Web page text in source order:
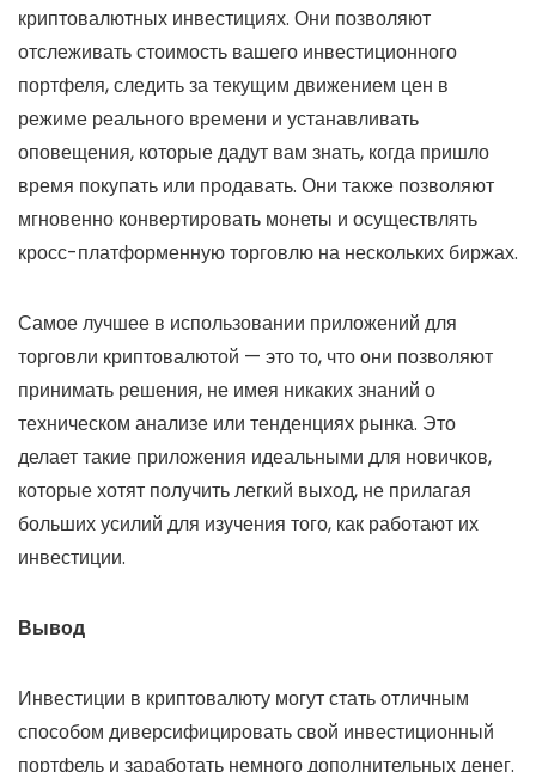
криптовалютных инвестициях. Они позволяют
отслеживать стоимость вашего инвестиционного
портфеля, следить за текущим движением цен в
режиме реального времени и устанавливать
оповещения, которые дадут вам знать, когда пришло
время покупать или продавать. Они также позволяют
мгновенно конвертировать монеты и осуществлять
кросс-платформенную торговлю на нескольких биржах.
Самое лучшее в использовании приложений для
торговли криптовалютой — это то, что они позволяют
принимать решения, не имея никаких знаний о
техническом анализе или тенденциях рынка. Это
делает такие приложения идеальными для новичков,
которые хотят получить легкий выход, не прилагая
больших усилий для изучения того, как работают их
инвестиции.
Вывод
Инвестиции в криптовалюту могут стать отличным
способом диверсифицировать свой инвестиционный
портфель и заработать немного дополнительных денег.